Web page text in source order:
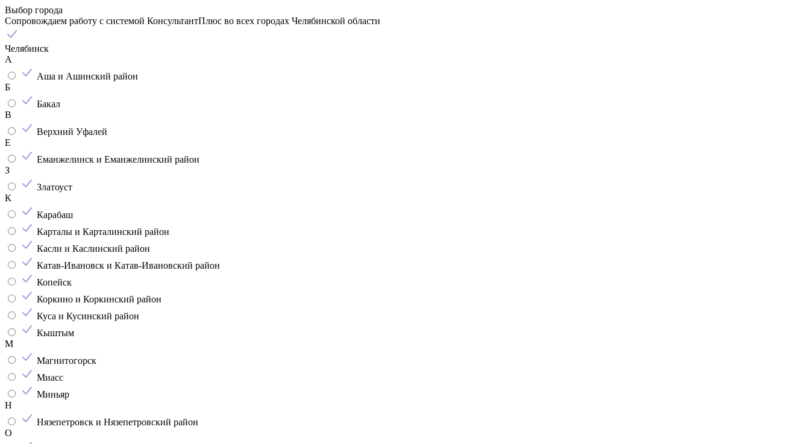
Выбор города
Сопровождаем работу с системой КонсультантПлюс во всех городах Челябинской области
Челябинск
А
Аша и Ашинский район
Б
Бакал
В
Верхний Уфалей
Е
Еманжелинск и Еманжелинский район
З
Златоуст
К
Карабаш
Карталы и Карталинский район
Касли и Каслинский район
Катав-Ивановск и Катав-Ивановский район
Копейск
Коркино и Коркинский район
Куса и Кусинский район
Кыштым
М
Магнитогорск
Миасс
Миньяр
Н
Нязепетровск и Нязепетровский район
О